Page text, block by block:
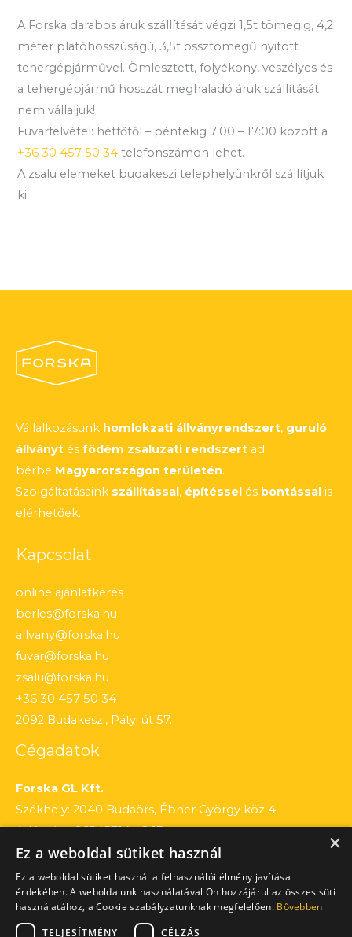
A Forska darabos áruk szállítását végzi 1,5t tömegig, 4,2
méter platóhosszúságú, 3,5t össztömegű nyitott
tehergépjárművel. Ömlesztett, folyékony, veszélyes és
a tehergépjármű hosszát meghaladó áruk szállítását
nem vállaljuk!
Fuvarfelvétel: hétfőtől – péntekig 7:00 – 17:00 között a
+36 30 457 50 34 telefonszámon lehet.
A zsalu elemeket budakeszi telephelyünkről szállítjuk
ki.
Vállalkozásunk homlokzati állványrendszert, guruló
állványt és födém zsaluzati rendszert ad
bérbe Magyarországon területén.
Szolgáltatásaink szállítással, építéssel és bontással is
elérhetőek.
Kapcsolat
online ajánlatkérés
berles@forska.hu
allvany@forska.hu
fuvar@forska.hu
zsalu@forska.hu
+36 30 457 50 34
2092 Budakeszi, Pátyi út 57.
Cégadatok
Forska GL Kft.
Székhely: 2040 Budaörs, Ébner György köz 4.
Adószám: 26545714 – 2 13
Cégjegyzékszám: 13 – 09 – 195803
Számlaszám: 12010154 – 01660751 – 00100001
×
Ez a weboldal sütiket használ
Ez a weboldal sütiket használ a felhasználói élmény javítása
érdekében. A weboldalunk használatával Ön hozzájárul az összes süti
használatához, a Cookie szabályzatunknak megfelelően. Bővebben
TELJESÍTMÉNY
CÉLZÁS